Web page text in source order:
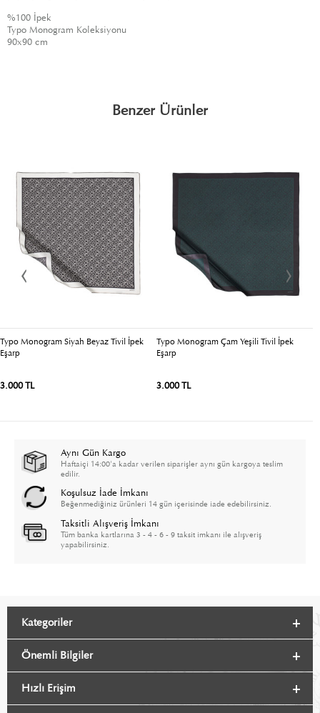
%100 İpek
Typo Monogram Koleksiyonu
90x90 cm
Benzer Ürünler
Typo Monogram Siyah Beyaz Tivil İpek
Eşarp
3.000 TL
Typo Monogram Çam Yeşili Tivil İpek
Eşarp
3.000 TL
Aynı Gün Kargo
Haftaiçi 14:00'a kadar verilen siparişler aynı gün kargoya teslim
edilir.
Koşulsuz İade İmkanı
Beğenmediğiniz ürünleri 14 gün içerisinde iade edebilirsiniz.
Taksitli Alışveriş İmkanı
Tüm banka kartlarına 3 - 4 - 6 - 9 taksit imkanı ile alışveriş
yapabilirsiniz.
Kategoriler
Önemli Bilgiler
Hızlı Erişim